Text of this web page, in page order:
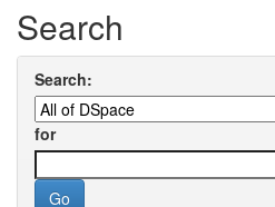
Search
Search:
for